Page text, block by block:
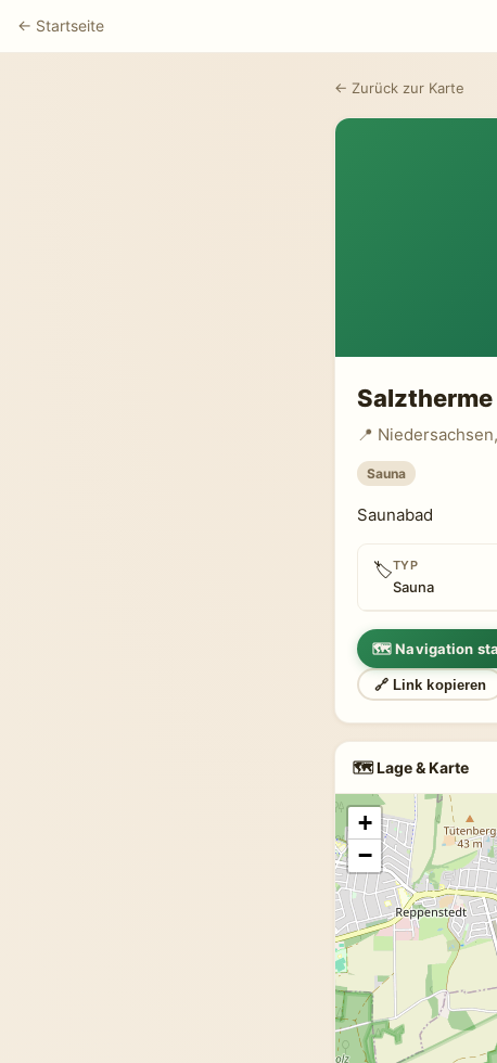
← Startseite
← Zurück zur Karte
📍
Sauna
Saunabad
🏷TYP
Sauna
🗺 Navigation
🔗 Link kopieren
🗺 Lage & Karte
+
−